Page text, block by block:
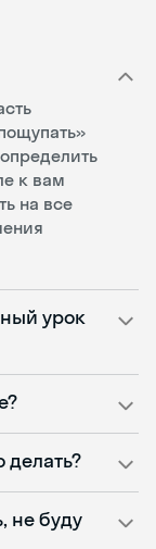
к вам
на все
урок
делать?
не буду